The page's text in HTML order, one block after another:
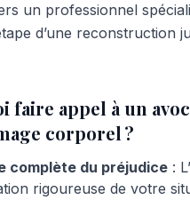
un professionnel
d’une reconstruction
faire appel à un
corporel ?
complète du préjudice :
rigoureuse de votre